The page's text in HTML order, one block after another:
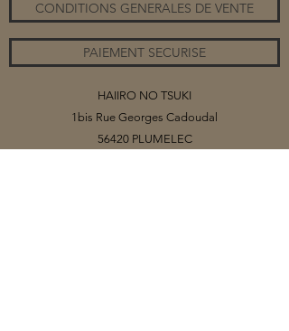
CONDITIONS GENERALES DE VENTE
PAIEMENT SECURISE
HAIIRO NO TSUKI
1bis Rue Georges Cadoudal
56420 PLUMELEC